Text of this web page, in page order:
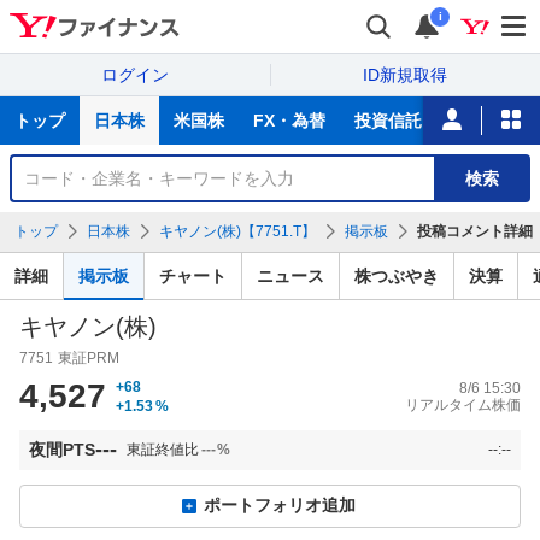
i
ログイン ID新規取得
サ
トップ 日本株 米国株 FX・為替 投資信託 ニュース
銘
検
索
検索
トップ 日本株 キヤノン(株)【7751.T】 掲示板 投稿コメント詳細
詳細 掲示板 チャート ニュース 株つぶやき 決算
キヤノン(株)
7751 東証PRM
4,527
+68
+1.53%
8/6 15:30
リアルタイム株価
夜間PTS--- 東証終値比---% --:--
ポートフォリオ追加